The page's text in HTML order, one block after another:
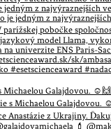
jedným z najvýraznejších
Michaelou Galajdovou.